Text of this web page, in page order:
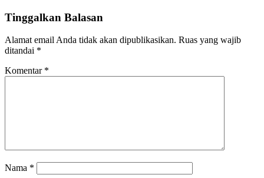
Tinggalkan Balasan
Alamat email Anda tidak akan dipublikasikan. Ruas yang wajib
ditandai *
Komentar *
Nama *